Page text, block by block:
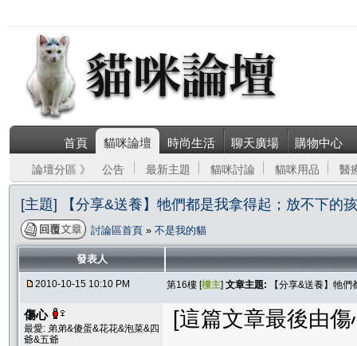
首頁 貓咪論壇 時尚生活 聊天廣場 購物中心
論壇分區 》 公告 最新主題 貓咪討論 貓咪用品 醫
[主題] 【分享&送養】牠們都是我拿得起；放不下的
討論區首頁 » 不是我的貓
發表人
2010-10-15 10:10 PM 第16樓 [樓主] 文章主題: 【分享&送養】牠
傷心
最愛: 弟弟&傻蛋&花花&泡菜&四
爺&五爺
[這篇文章最後由